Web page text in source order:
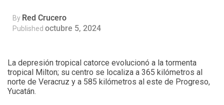
By Red Crucero
Published octubre 5, 2024
La depresión tropical catorce evolucionó a la tormenta
tropical Milton; su centro se localiza a 365 kilómetros al
norte de Veracruz y a 585 kilómetros al este de Progreso,
Yucatán.